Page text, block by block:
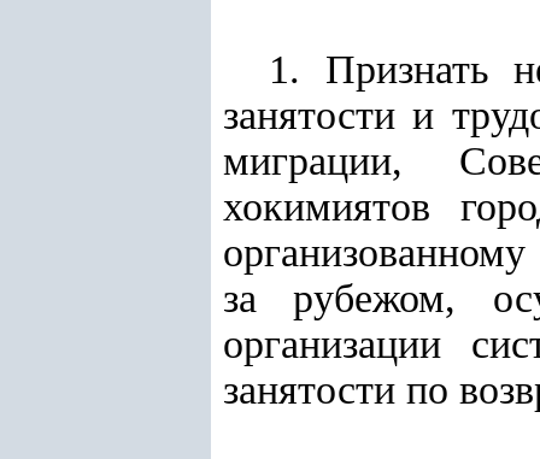
1. Признать
занятости и
миграции,
хокимиятов
за рубежом,
организации
занятости по